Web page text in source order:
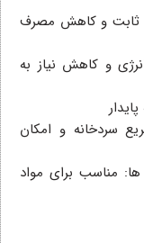
ثابت و کاهش مصرف
و کاهش نیاز به
سردخانه و امکان
مناسب برای مواد